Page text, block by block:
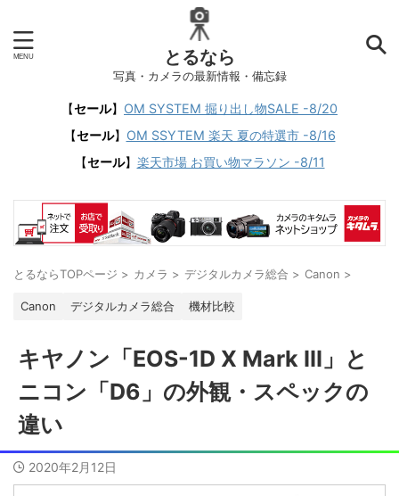
とるなら
写真・カメラの最新情報・備忘録
【セール】 OM SYSTEM 掘り出し物SALE -8/20
【セール】 OM SSYTEM 楽天 夏の特選市 -8/16
【セール】 楽天市場 お買い物マラソン -8/11
とるならTOPページ > カメラ > デジタルカメラ総合 > Canon >
Canon デジタルカメラ総合 機材比較
キヤノン「EOS-1D X Mark III」と
ニコン「D6」の外観・スペックの
違い
2020年2月12日